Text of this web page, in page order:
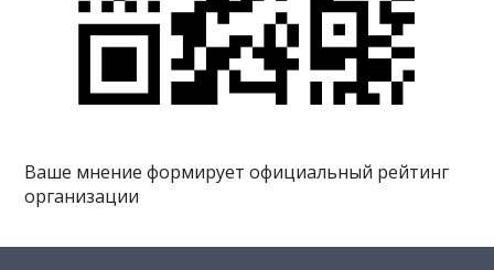
Ваше мнение формирует официальный рейтинг
организации